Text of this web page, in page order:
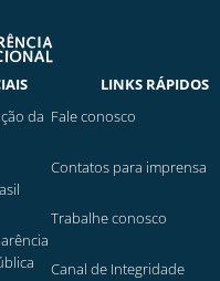
da
LINKS RÁPIDOS
Fale conosco
Contatos para imprensa
Trabalhe conosco
Canal de Integridade